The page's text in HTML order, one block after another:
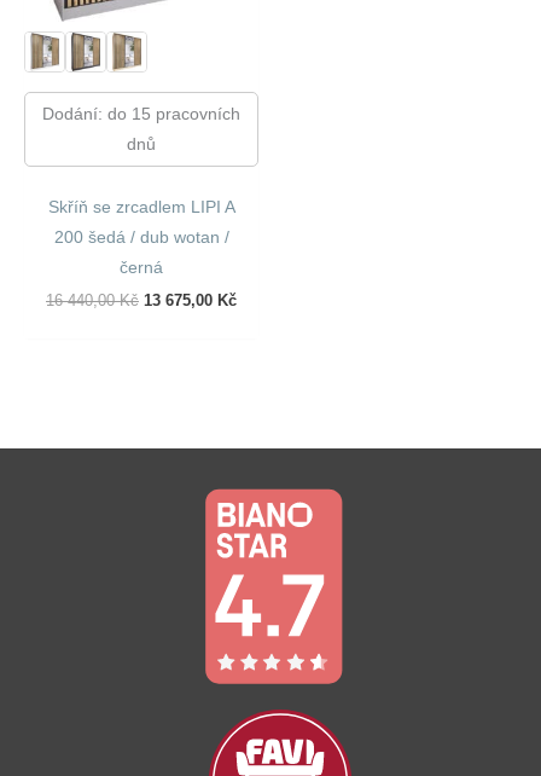
Dodání: do 15 pracovních
dnů
Skříň se zrcadlem LIPI A
200 šedá / dub wotan /
černá
16 440,00Kč Původní
13 675,00 KčAktuální